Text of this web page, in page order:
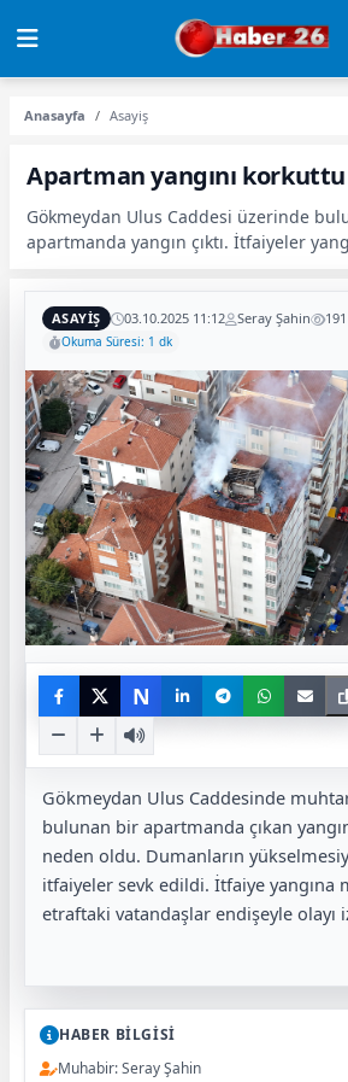
Anasayfa Asayiş
Apartman yangını korkuttu
Gökmeydan Ulus Caddesi üzerinde
apartmanda yangın çıktı. İtfaiyeler
ASAYIŞ 03.10.2025 11:12 Seray Şahin
Okuma Süresi: 1 dk
N
Gökmeydan Ulus Caddesinde
bulunan bir apartmanda çıkan
neden oldu. Dumanların
itfaiyeler sevk edildi. İtfaiye yangına
etraftaki vatandaşlar endişeyle olayı
HABER BİLGİSİ
Muhabir: Seray Şahin